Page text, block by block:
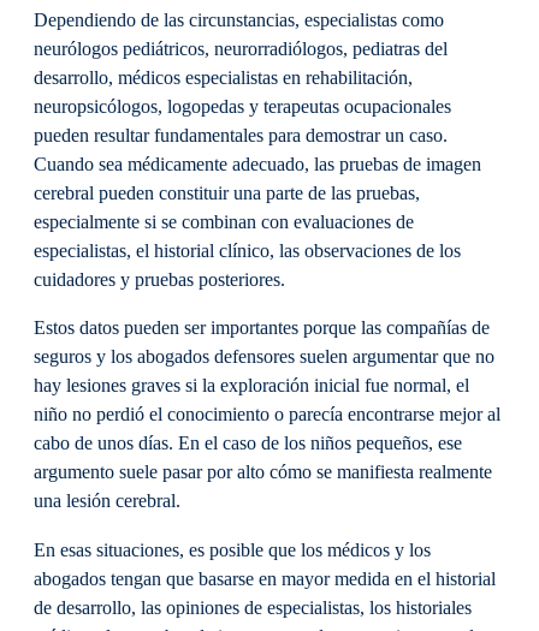
Dependiendo de las circunstancias, especialistas como
neurólogos pediátricos, neurorradiólogos, pediatras del
desarrollo, médicos especialistas en rehabilitación,
neuropsicólogos, logopedas y terapeutas ocupacionales
pueden resultar fundamentales para demostrar un caso.
Cuando sea médicamente adecuado, las pruebas de imagen
cerebral pueden constituir una parte de las pruebas,
especialmente si se combinan con evaluaciones de
especialistas, el historial clínico, las observaciones de los
cuidadores y pruebas posteriores.
Estos datos pueden ser importantes porque las compañías de
seguros y los abogados defensores suelen argumentar que no
hay lesiones graves si la exploración inicial fue normal, el
niño no perdió el conocimiento o parecía encontrarse mejor al
cabo de unos días. En el caso de los niños pequeños, ese
argumento suele pasar por alto cómo se manifiesta realmente
una lesión cerebral.
En esas situaciones, es posible que los médicos y los
abogados tengan que basarse en mayor medida en el historial
de desarrollo, las opiniones de especialistas, los historiales